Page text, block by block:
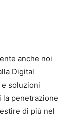
anche noi
Digital
soluzioni
la penetrazione
di più nel